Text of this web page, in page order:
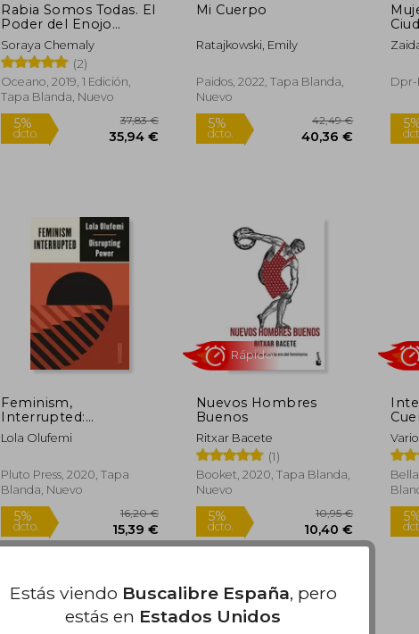
Rabia Somos Todas. El
Poder del Enojo
Femenino Para
Cambiar el Mundo
Soraya Chemaly
(2)
Oceano, 2019, 1 Edición,
Tapa Blanda, Nuevo
Mi Cuerpo
Ratajkowski, Emily
Paidos, 2022, Tapa Blanda,
Nuevo
5%
dcto.
Dpr-
Feminism,
Interrupted:
Disrupting Power
(Outspoken) (en
Lola Olufemi
Pluto Press, 2020, Tapa
Blanda, Nuevo
Nuevos Hombres
Buenos
Ritxar Bacete
(1)
Booket, 2020, Tapa Blanda,
Nuevo
Rápido
Estás viendo Buscalibre España, pero
estás en Estados Unidos